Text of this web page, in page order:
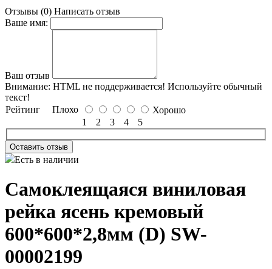
Отзывы (0) Написать отзыв
Ваше имя:
Ваш отзыв
Внимание: HTML не поддерживается! Используйте обычный
текст!
Рейтинг Плохо
Хорошо
1
2 3 4 5
Оставить отзыв
Есть в наличии
Самоклеящаяся виниловая
рейка ясень кремовый
600*600*2,8мм (D) SW-
00002199